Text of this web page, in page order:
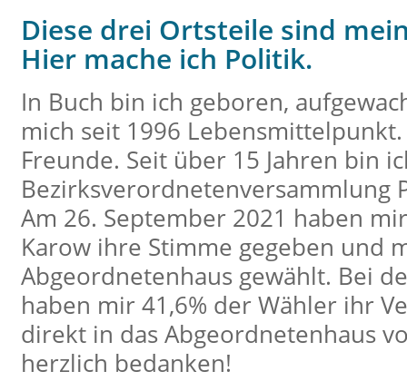
Diese drei Ortsteile sind
Hier mache ich Politik.
In Buch bin ich geboren,
mich seit 1996
Freunde. Seit über 15 Jahren bin
Bezirksverordnetenversammlung
Am 26. September 2021 haben
Karow ihre Stimme gegeben und
Abgeordnetenhaus gewählt. Bei
haben mir 41,6% der Wähler ihr
direkt in das Abgeordnetenhaus
herzlich bedanken!